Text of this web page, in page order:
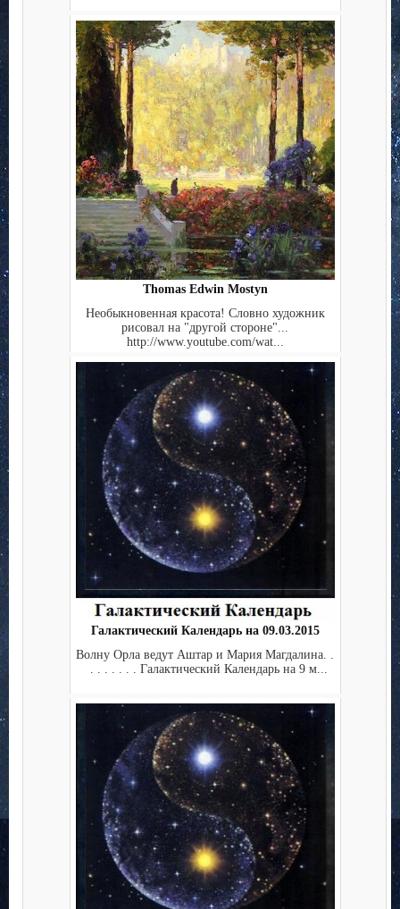
Thomas Edwin Mostyn
Необыкновенная красота! Словно художник
рисовал на "другой стороне"...
http://www.youtube.com/wat...
Галактический Календарь на 09.03.2015
Волну Орла ведут Аштар и Мария Магдалина. .
. . . . . . . Галактический Календарь на 9 м...